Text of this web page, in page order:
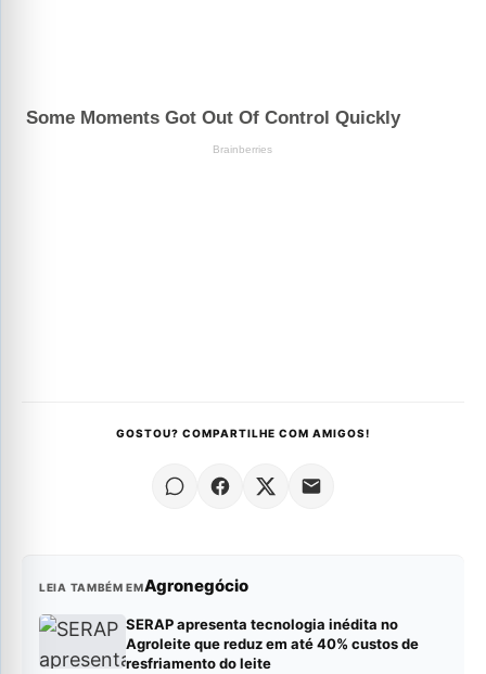
GOSTOU? COMPARTILHE COM AMIGOS!
LEIA TAMBÉM EMAgronegócio
SERAP apresenta tecnologia inédita no
Agroleite que reduz em até 40% custos de
resfriamento do leite